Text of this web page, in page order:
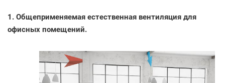
1. Общеприменяемая естественная вентиляция для
офисных помещений.